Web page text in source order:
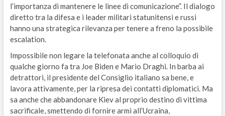
l’importanza di mantenere le linee di comunicazione”. Il dialogo
diretto tra la difesa e i leader militari statunitensi e russi
hanno una strategica rilevanza per tenere a freno la possibile
escalation.
Impossibile non legare la telefonata anche al colloquio di
qualche giorno fa tra Joe Biden e Mario Draghi. In barba ai
detrattori, il presidente del Consiglio italiano sa bene, e
lavora attivamente, per la ripresa dei contatti diplomatici. Ma
sa anche che abbandonare Kiev al proprio destino di vittima
sacrificale, smettendo di fornire armi all’Ucraina,